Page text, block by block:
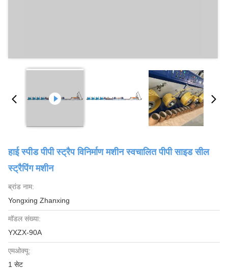
हाई स्पीड पीपी स्ट्रैप विनिर्माण मशीन स्वचालित पीपी साइड सील
स्ट्रैपिंग मशीन
ब्रांड नाम:
Yongxing Zhanxing
मॉडल संख्या:
YXZX-90A
एमओक्यू:
1 सेट